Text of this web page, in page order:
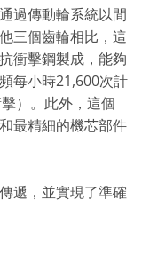
過傳動輪系統以間
三個齒輪相比，這
衝擊鋼製成，能夠
每小時21,600次計
）。此外，這個
最精細的機芯部件
遞，並實現了準確